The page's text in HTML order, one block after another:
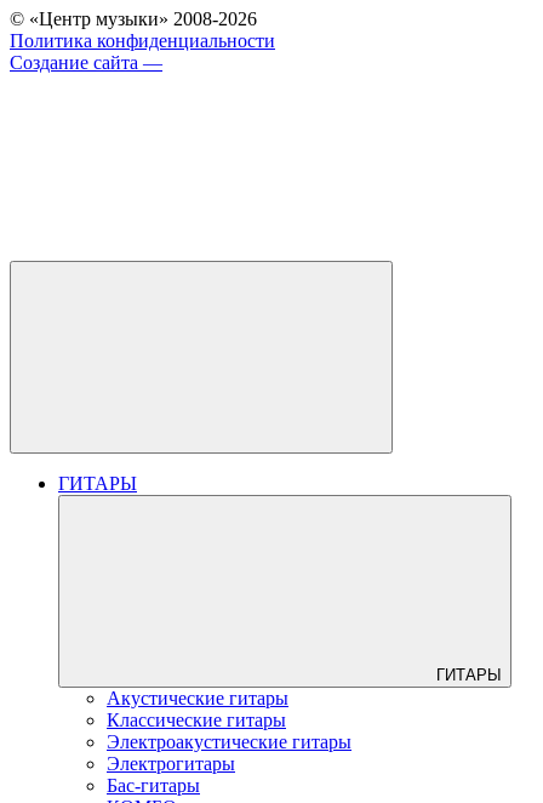
© «Центр музыки» 2008-2026
Политика конфиденциальности
Создание сайта —
ГИТАРЫ
ГИТАРЫ
Акустические гитары
Классические гитары
Электроакустические гитары
Электрогитары
Бас-гитары